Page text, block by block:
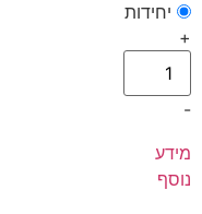
יחידות
+
-
מידע
נוסף